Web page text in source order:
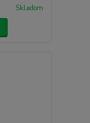
Skladom